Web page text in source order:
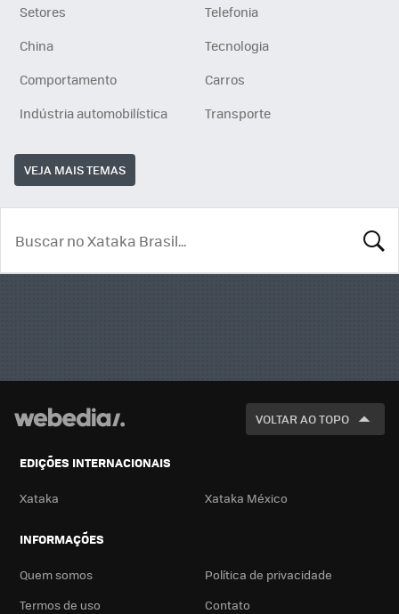
Setores
Telefonia
China
Tecnologia
Comportamento
Carros
Indústria automobilística
Transporte
VEJA MAIS TEMAS
VOLTAR AO TOPO
EDIÇÕES INTERNACIONAIS
Xataka Xataka México
INFORMAÇÕES
Quem somos
Política de privacidade
Termos de uso
Contato